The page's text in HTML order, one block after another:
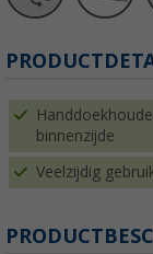
binnenzijde
Veelzijdig